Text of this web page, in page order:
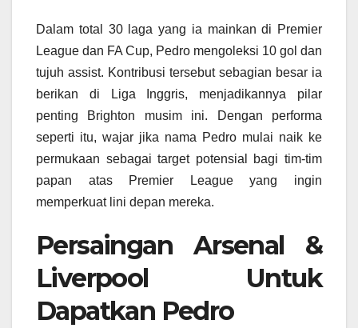
Dalam total 30 laga yang ia mainkan di Premier
League dan FA Cup, Pedro mengoleksi 10 gol dan
tujuh assist. Kontribusi tersebut sebagian besar ia
berikan di Liga Inggris, menjadikannya pilar
penting Brighton musim ini. Dengan performa
seperti itu, wajar jika nama Pedro mulai naik ke
permukaan sebagai target potensial bagi tim-tim
papan atas Premier League yang ingin
memperkuat lini depan mereka.
Persaingan Arsenal &
Liverpool Untuk
Dapatkan Pedro